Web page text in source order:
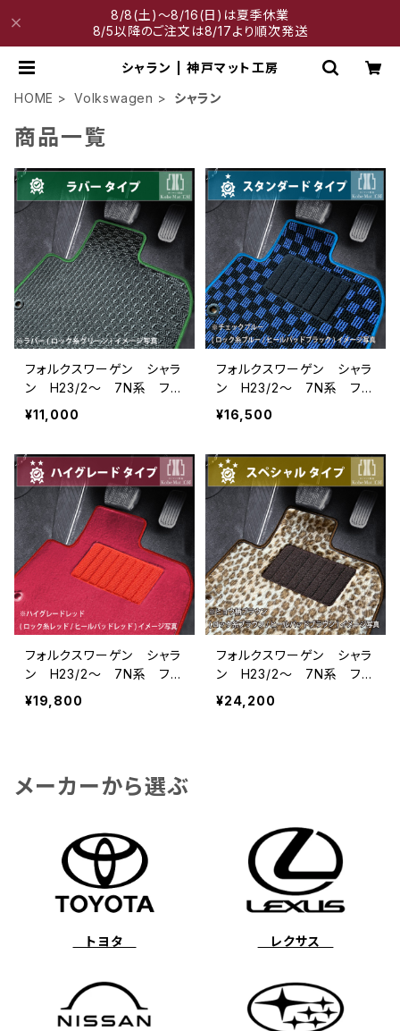
8/8(土)～8/16(日)は夏季休業
8/5以降のご注文は8/17より順次発送
シャラン | 神戸マット工房
HOME
Volkswagen シャラン
商品一覧
フォルクスワーゲン シャラ
ン H23/2〜 7N系 フロ
アマット一式 カーマット
防水 ラバータイプ
¥11,000
フォルクスワーゲン シャラ
ン H23/2〜 7N系 フロ
アマット一式 カーマット
スタンダードタイプ
¥16,500
フォルクスワーゲン シャラ
ン H23/2〜 7N系 フロ
アマット一式 カーマット
ハイグレードタイプ
¥19,800
フォルクスワーゲン シャラ
ン H23/2〜 7N系 フロ
アマット一式 カーマット
スペシャルタイプ
¥24,200
メーカーから選ぶ
トヨタ レクサス